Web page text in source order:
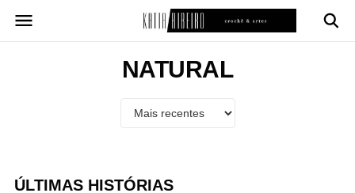
para
NATURAL
ÚLTIMAS HISTÓRIAS